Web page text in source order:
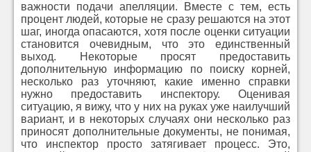
важности подачи апелляции. Вместе с тем, есть
процент людей, которые не сразу решаются на этот
шаг, иногда опасаются, хотя после оценки ситуации
становится очевидным, что это единственный
выход. Некоторые просят предоставить
дополнительную информацию по поиску корней,
несколько раз уточняют, какие именно справки
нужно предоставить инспектору. Оценивая
ситуацию, я вижу, что у них на руках уже наилучший
вариант, и в некоторых случаях они несколько раз
приносят дополнительные документы, не понимая,
что инспектор просто затягивает процесс. Это,